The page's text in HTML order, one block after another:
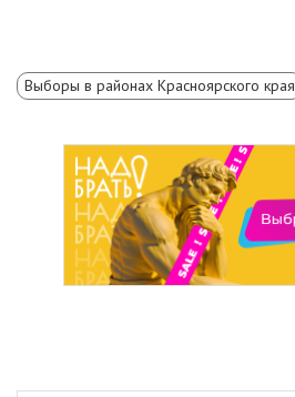
Выборы в районах Красноярского края